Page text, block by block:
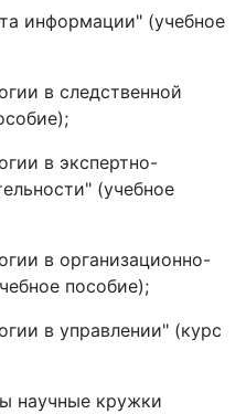
информации" (учебное
в следственной
в экспертно-
(учебное
в организационно-
пособие);
в управлении" (курс
научные кружки